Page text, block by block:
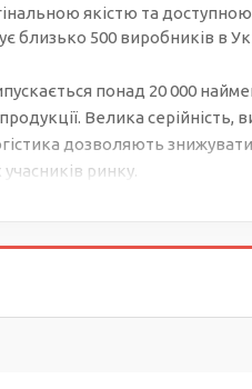
якістю та
близько 500 виробників в
понад 20 000
Велика серійність,
дозволяють знижувати
ринку.